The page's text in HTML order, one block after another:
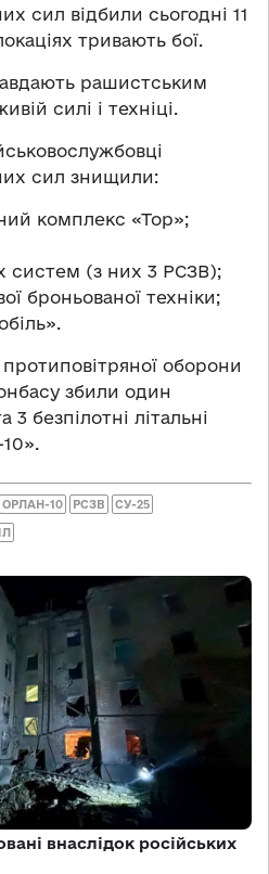
сил відбили сьогодні 11
тривають бої.
рашистським
силі і техніці.
сил знищили:
комплекс «Тор»;
систем (з них 3 РСЗВ);
броньованої техніки;
оборони
збили один
безпілотні літальні
ОРЛАН-10 РСЗВ СУ-25
внаслідок російських